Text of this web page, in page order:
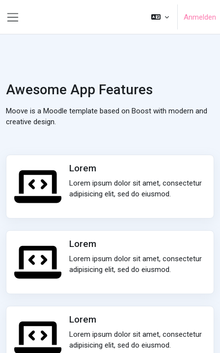
Anmelden
Awesome App Features
Moove is a Moodle template based on Boost with modern and
creative design.
Lorem
Lorem ipsum dolor sit amet, consectetur
adipisicing elit, sed do eiusmod.
Lorem
Lorem ipsum dolor sit amet, consectetur
adipisicing elit, sed do eiusmod.
Lorem
Lorem ipsum dolor sit amet, consectetur
adipisicing elit, sed do eiusmod.